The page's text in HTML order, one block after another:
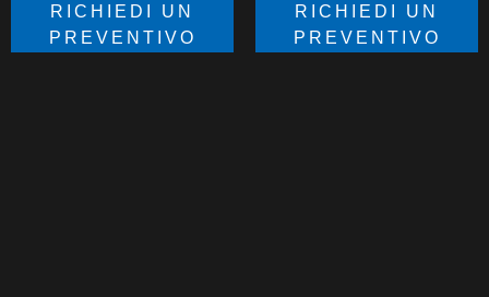
RICHIEDI UN
PREVENTIVO
RICHIEDI UN
PREVENTIVO